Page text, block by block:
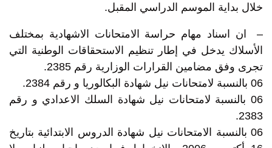
خلال بداية الموسم الدراسي المقبل.
– ان اسناد مهام حراسة الامتحانات الاشهادية بمختلف
الأسلاك يدخل في إطار تنظيم الاستحقاقات الوطنية التي
تجرى وفق مضامين القرارات الوزارية رقم 2385.
06 بالنسبة لامتحانات نيل شهادة البكالوريا و رقم 2384.
06 بالنسبة لامتحانات نيل شهادة السلك الاعدادي و رقم
2383.
06 بالنسبة الامتحانات نيل شهادة الدروس الابتدائية بتاريخ